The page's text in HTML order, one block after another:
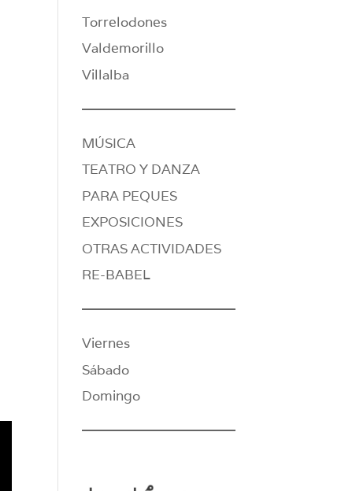
Torrelodones
Valdemorillo
Villalba
MÚSICA
TEATRO Y DANZA
PARA PEQUES
EXPOSICIONES
OTRAS ACTIVIDADES
RE-BABEL
Viernes
Sábado
Domingo